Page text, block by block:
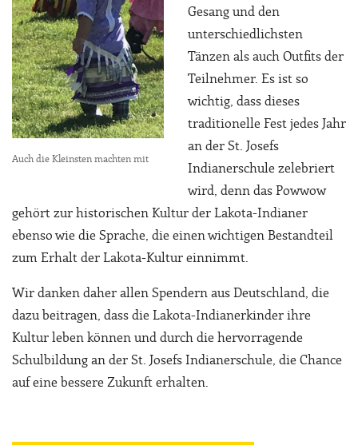
Auch die Kleinsten machten mit
Gesang und den
unterschiedlichsten
Tänzen als auch Outfits der
Teilnehmer. Es ist so
wichtig, dass dieses
traditionelle Fest jedes Jahr
an der St. Josefs
Indianerschule zelebriert
wird, denn das Powwow
gehört zur historischen Kultur der Lakota-Indianer
ebenso wie die Sprache, die einen wichtigen Bestandteil
zum Erhalt der Lakota-Kultur einnimmt.
Wir danken daher allen Spendern aus Deutschland, die
dazu beitragen, dass die Lakota-Indianerkinder ihre
Kultur leben können und durch die hervorragende
Schulbildung an der St. Josefs Indianerschule, die Chance
auf eine bessere Zukunft erhalten.